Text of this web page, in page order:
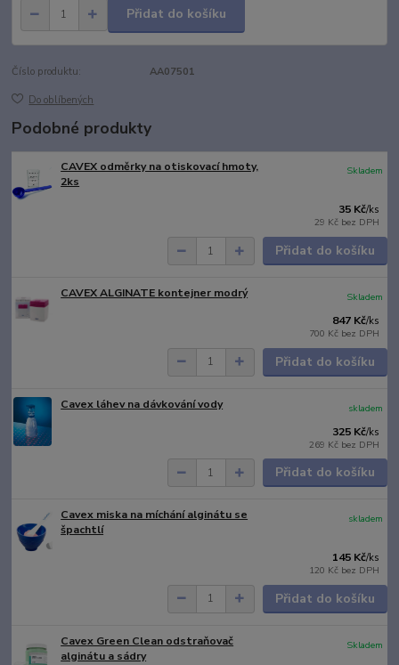
Přidat do košíku
Číslo produktu: AA07501
Do oblíbených
Podobné produkty
CAVEX odměrky na otiskovací hmoty,
2ks
35 Kč/ks
29 Kč bez DPH
Skladem
Přidat do košíku
CAVEX ALGINATE kontejner modrý
847 Kč/ks
700 Kč bez DPH
Skladem
Přidat do košíku
Cavex láhev na dávkování vody
325 Kč/ks
269 Kč bez DPH
skladem
Přidat do košíku
Cavex miska na míchání alginátu se
špachtlí
145 Kč/ks
120 Kč bez DPH
skladem
Přidat do košíku
Cavex Green Clean odstraňovač
alginátu a sádry
Skladem